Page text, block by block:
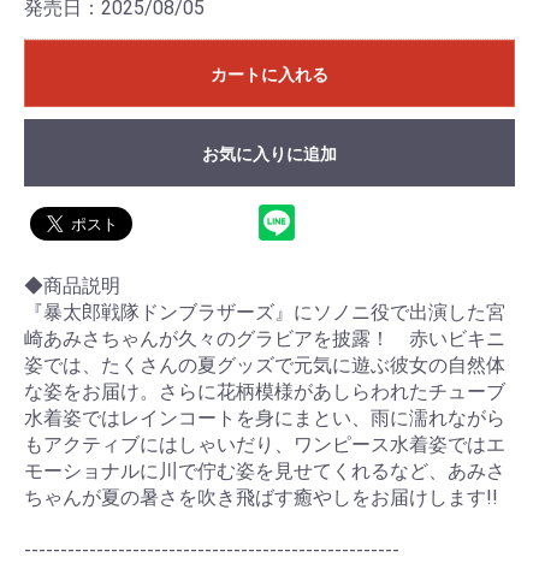
発売日：2025/08/05
カートに入れる
お気に入りに追加
◆商品説明
『暴太郎戦隊ドンブラザーズ』にソノニ役で出演した宮
崎あみさちゃんが久々のグラビアを披露！ 赤いビキニ
姿では、たくさんの夏グッズで元気に遊ぶ彼女の自然体
な姿をお届け。さらに花柄模様があしらわれたチューブ
水着姿ではレインコートを身にまとい、雨に濡れながら
もアクティブにはしゃいだり、ワンピース水着姿ではエ
モーショナルに川で佇む姿を見せてくれるなど、あみさ
ちゃんが夏の暑さを吹き飛ばす癒やしをお届けします!!
----------------------------------------------------